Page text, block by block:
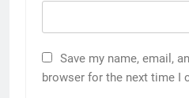
Save my name, email,
browser for the next time I